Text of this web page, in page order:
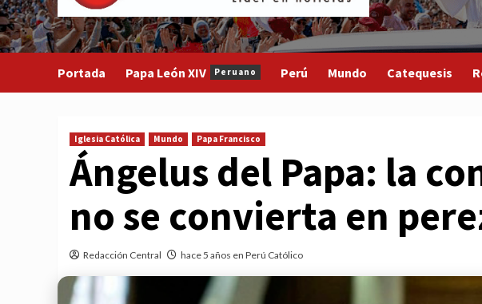
Portada Papa León XIV Peruano Perú Mundo Catequesis
Iglesia Católica Mundo Papa Francisco
Ángelus del Papa: la
no se convierta en
Redacción Central hace 5 años en Perú Católico